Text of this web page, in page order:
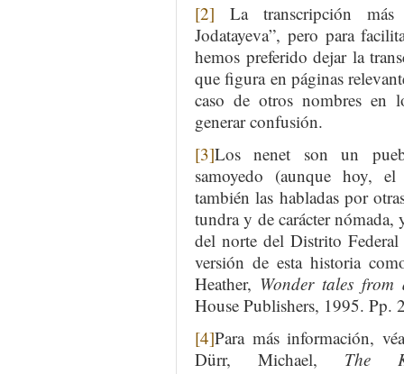
[2] La transcripción más
Jodatayeva”, pero para
hemos preferido dejar la
que figura en páginas
caso de otros nombres en
generar confusión.
[3]Los nenet son un
samoyedo (aunque hoy,
también las habladas por
tundra y de carácter
del norte del Distrito
versión de esta historia
Heather, Wonder tales
House Publishers, 1995. Pp.
[4]Para más información,
Dürr, Michael, The